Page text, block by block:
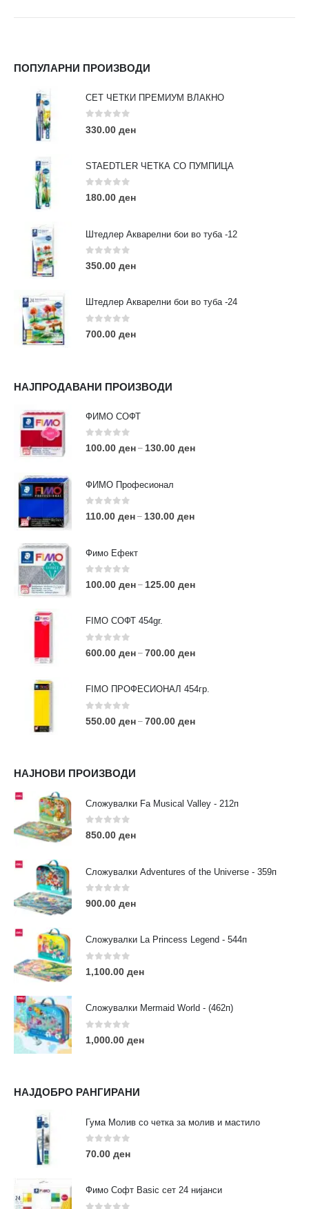
ПОПУЛАРНИ ПРОИЗВОДИ
СЕТ ЧЕТКИ ПРЕМИУМ ВЛАКНО
0 out of 5
330.00 ден
STAEDTLER ЧЕТКА СО ПУМПИЦА
0 out of 5
180.00 ден
Штедлер Акварелни бои во туба -12
0out of 5
350.00 ден
Штедлер Акварелни бои во туба -24
0out of 5
700.00 ден
НАЈПРОДАВАНИ ПРОИЗВОДИ
ФИМО СОФТ
0 out of 5
100.00 ден – 130.00 ден
ФИМО Професионал
0out of 5
110.00 ден – 130.00 ден
Фимо Ефект
0 out of 5
100.00 ден – 125.00 ден
FIMO СОФТ 454gr.
0out of 5
600.00 ден – 700.00 ден
FIMO ПРОФЕСИОНАЛ 454гр.
0out of 5
550.00 ден – 700.00 ден
НАЈНОВИ ПРОИЗВОДИ
Сложувалки Fa Musical Valley - 212п
0out of 5
850.00 ден
Сложувалки Adventures of the Universe - 359п
0out of 5
900.00 ден
Сложувалки La Princess Legend - 544п
0 out of 5
1,100.00 ден
Сложувалки Mermaid World - (462п)
0 out of 5
1,000.00 ден
НАЈДОБРО РАНГИРАНИ
Гума Молив со четка за молив и мастило
0out of 5
70.00 ден
Фимо Софт Basic сет 24 нијанси
АДРЕСА:
ул. 3та Македонска Бригада бр.46
ТЕЛЕФОН:
0038977640534
contact@moehobi.mk
РАБОТНО ВРЕМЕ:
Пон - Саб / 09:00 - 21:00
ЛИНКОВИ
Услови за користење
Големопродажба
Кариера
За нас
Нашите локации
ПОПУЛАРНИ ТАГОВИ
eurodanvest FIMO Креативни Сетови
markers
rapitografi sketch staedtler